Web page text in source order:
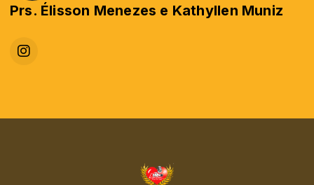
Prs. Élisson Menezes e Kathyllen Muniz